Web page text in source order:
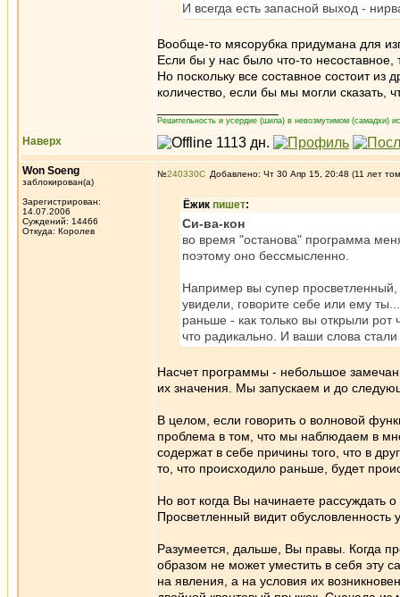
И всегда есть запасной выход -
Вообще-то мясорубка придумана для
Если бы у нас было что-то
Но поскольку все составное состоит
количество, если бы мы могли сказать,
Решительность и усердие (шила) в невозмутимом (самадхи)
Наверх
Won Soeng
заблокирован(а)
Зарегистрирован:
14.07.2006
Суждений: 14466
Откуда: Королев
№240330 Добавлено: Чт 30 Апр 15, 20:48 (11 лет
Ёжик пишет:
Си-ва-кон
во время "останова" программа
поэтому оно бессмысленно.
Например вы супер просветленный,
увидели, говорите себе или ему
раньше - как только вы открыли
что радикально. И ваши слова
Насчет программы - небольшое
их значения. Мы запускаем и до
В целом, если говорить о волновой
проблема в том, что мы наблюдаем в
содержат в себе причины того, что в
то, что происходило раньше, будет
Но вот когда Вы начинаете рассуждать
Просветленный видит
Разумеется, дальше, Вы правы. Когда
образом не может уместить в себя эту
на явления, а на условия их